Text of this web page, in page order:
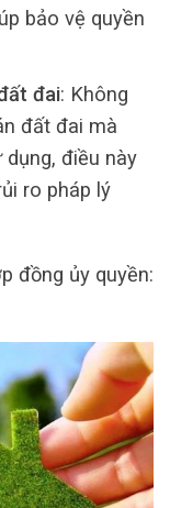
bảo vệ quyền
đai: Không
đất đai mà
điều này
ro pháp lý
đồng ủy quyền: